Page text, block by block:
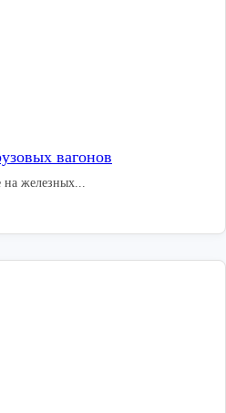
вагонов
на железных...